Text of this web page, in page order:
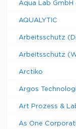
Aqua Lab GmbH
AQUALYTIC
Arbeitsschutz
Arbeitsschutz
Arctiko
Argos
Art Prozess &
As One